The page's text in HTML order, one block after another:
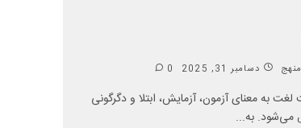
دسامبر 31, 2025 0
به معنای آزمون، آزمایش، ابتلا و دگرگونی
می‌شود. به...